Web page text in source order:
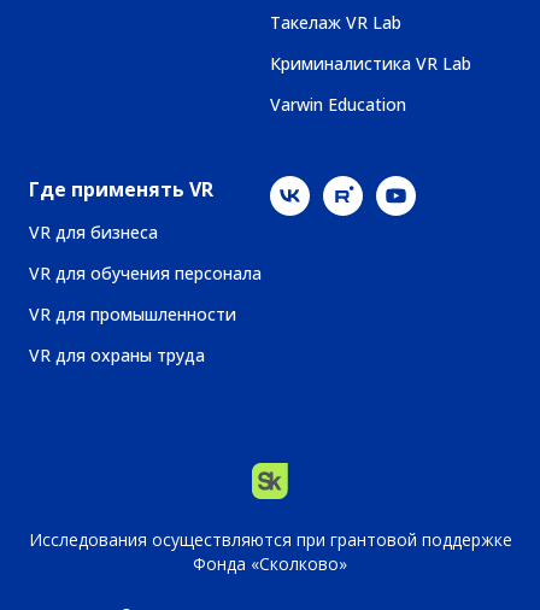
Такелаж VR Lab
Криминалистика VR Lab
Varwin Education
Где применять VR
VR для бизнеса
VR для обучения персонала
VR для промышленности
VR для охраны труда
Исследования осуществляются при грантовой поддержке
Фонда «Сколково»